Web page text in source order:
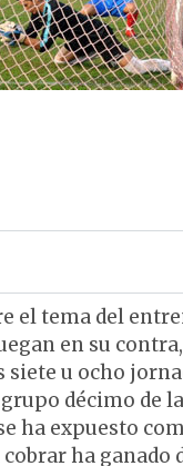
el tema del
en su
u ocho
décimo de
ha expuesto
ha